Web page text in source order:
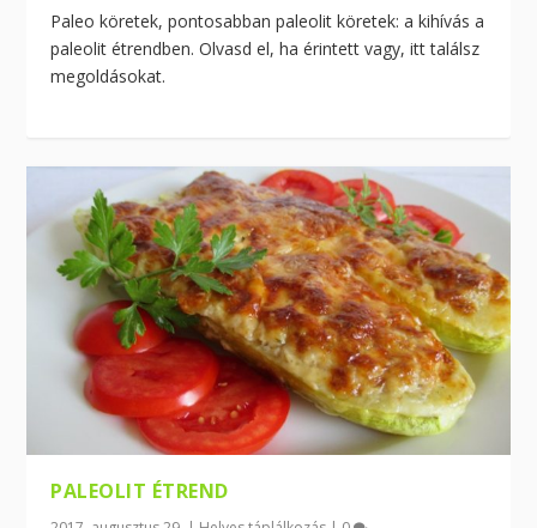
Paleo köretek, pontosabban paleolit köretek: a kihívás a
paleolit étrendben. Olvasd el, ha érintett vagy, itt találsz
megoldásokat.
PALEOLIT ÉTREND